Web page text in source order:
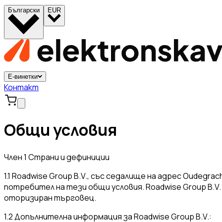
Български EUR
Е-винетки
Контакт
Общи условия
Член 1 Страни и дефиниции
1.1 Roadwise Group B.V., със седалище на адрес
потребител на тези общи условия. Roadwise Group
оторизиран търговец.
1.2 Допълнителна информация за Roadwise Group B.V.: